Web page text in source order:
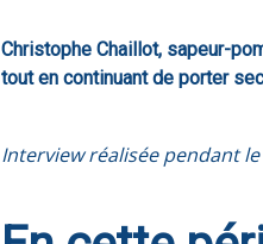
Christophe Chaillot, sapeur-
tout en continuant de porter
Interview réalisée pendant